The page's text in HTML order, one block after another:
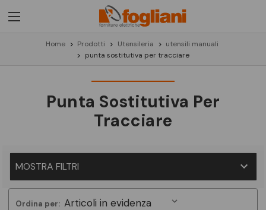
Home Prodotti Utensileria
utensili manuali
punta sostitutiva per tracciare
Punta Sostitutiva Per
Tracciare
MOSTRA FILTRI
Ordina per: